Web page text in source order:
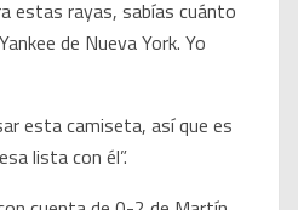
estas rayas, sabías cuánto
de Nueva York. Yo
esta camiseta, así que es
lista con él”.